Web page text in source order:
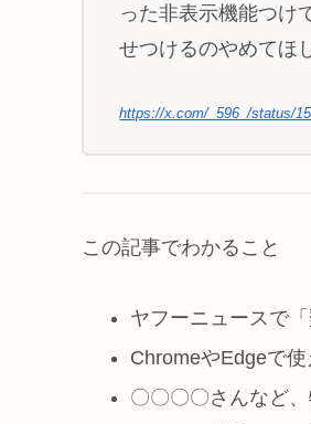
った非表示機能つけ
せつけるのやめてほ
https://x.com/_596_/status/
この記事でわかること
ヤフーニュースで
ChromeやEdgeで
〇〇〇〇さんなど